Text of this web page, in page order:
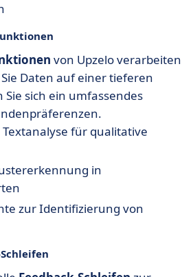
von Upzelo verarbeiten
Daten auf einer tieferen
Sie sich ein umfassendes
für qualitative
in
zur Identifizierung von